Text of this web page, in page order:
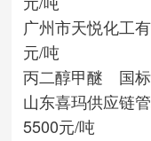
广州市天悦化工
元/吨
丙二醇甲醚 国
山东喜玛供应链
5500元/吨